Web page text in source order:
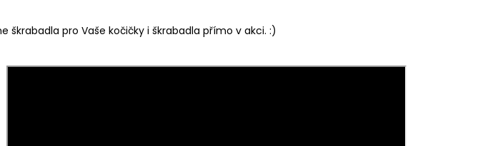
pro Vaše kočičky i škrabadla přímo v akci. :)